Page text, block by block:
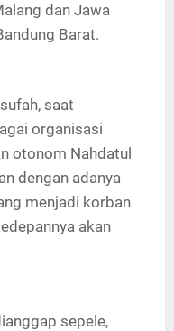
dan Jawa
Barat.
saat
organisasi
otonom Nahdatul
dengan adanya
menjadi korban
akan
sepele,